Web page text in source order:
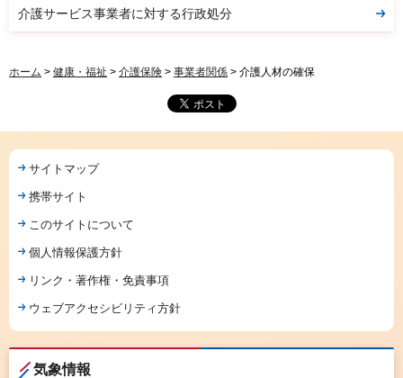
介護サービス事業者に対する行政処分
ホーム > 健康・福祉 > 介護保険 > 事業者関係 > 介護人材の確保
サイトマップ
携帯サイト
このサイトについて
個人情報保護方針
リンク・著作権・免責事項
ウェブアクセシビリティ方針
気象情報